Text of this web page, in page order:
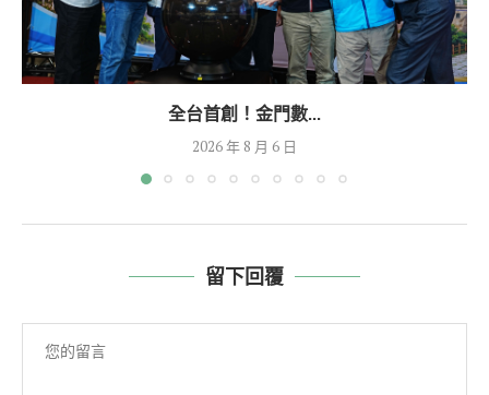
全台首創！金門數...
2026 年 8 月 6 日
留下回覆